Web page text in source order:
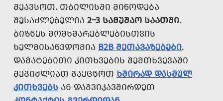
ᲨᲔᲐᲕᲡᲝᲗ. ᲗᲑᲘᲚᲘᲡᲨᲘ ᲛᲘᲬᲝᲓᲔᲑᲐ
ᲨᲔᲡᲐᲫᲚᲔᲑᲔᲚᲘᲐ 2–3 ᲡᲐᲛᲣᲨᲐᲝ ᲡᲐᲐᲗᲨᲘ.
ᲑᲘᲖᲜᲔᲡ ᲛᲝᲛᲮᲛᲐᲠᲔᲑᲚᲔᲑᲘᲡᲗᲕᲘᲡ
ᲮᲔᲚᲛᲘᲡᲐᲬᲕᲓᲝᲛᲘᲐ B2B ᲨᲔᲗᲐᲕᲐᲖᲔᲑᲔᲑᲘ.
ᲓᲐᲛᲐᲢᲔᲑᲘᲗᲘ ᲙᲘᲗᲮᲕᲔᲑᲘᲡ ᲨᲔᲛᲗᲮᲕᲔᲕᲐᲨᲘ
ᲨᲔᲒᲘᲫᲚᲘᲐᲗ ᲒᲐᲔᲪᲜᲝᲗ ᲮᲨᲘᲠᲐᲓ ᲓᲐᲡᲛᲣᲚ
ᲙᲘᲗᲮᲕᲔᲑᲡ ᲐᲜ ᲓᲐᲒᲕᲘᲙᲐᲕᲨᲘᲠᲓᲔᲗ